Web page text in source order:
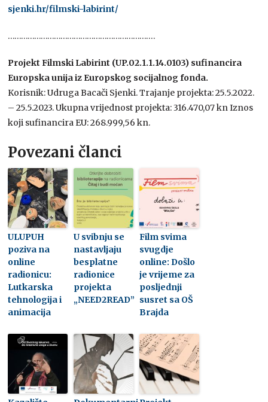
sjenki.hr/filmski-labirint/
………………………………………………………….
Projekt Filmski Labirint (UP.02.1.1.14.0103) sufinancira
Europska unija iz Europskog socijalnog fonda.
Korisnik: Udruga Bacači Sjenki. Trajanje projekta: 25.5.2022.
– 25.5.2023. Ukupna vrijednost projekta: 316.470,07 kn Iznos
koji sufinancira EU: 268.999,56 kn.
Povezani članci
ULUPUH
poziva na
online
radionicu:
Lutkarska
tehnologija i
animacija
U svibnju se
nastavljaju
besplatne
radionice
projekta
„NEED2READ”
Film svima
svugdje
online: Došlo
je vrijeme za
posljednji
susret sa OŠ
Brajda